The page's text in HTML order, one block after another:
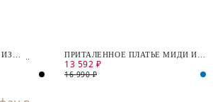
ПРИТАЛЕННОЕ ПЛАТЬЕ МИДИ ИЗ
ХЛОПКА
13 592 ₽
16 990 ₽